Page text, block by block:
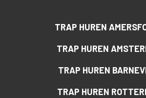
TRAP HUREN
TRAP HUREN
TRAP HUREN
TRAP HUREN